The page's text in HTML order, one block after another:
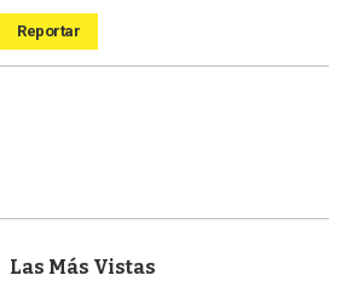
Reportar
Las Más Vistas